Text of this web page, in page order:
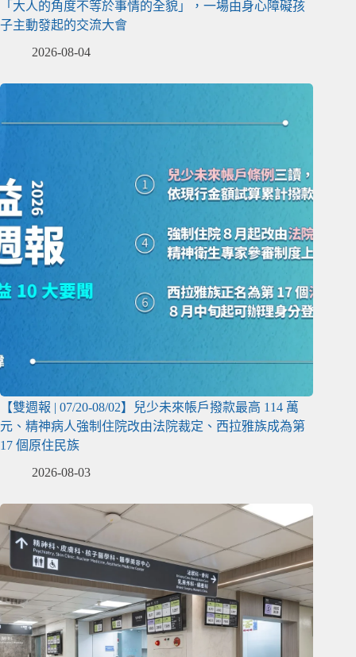
「大人的角度不等於事情的全貌」，一場由身心障礙孩
子主動發起的交流大會
2026-08-04
【雙週報 | 07/20-08/02】兒少未來帳戶撥款最高 114 萬
元、精神病人強制住院改由法院裁定、西拉雅族成為第
17 個原住民族
2026-08-03